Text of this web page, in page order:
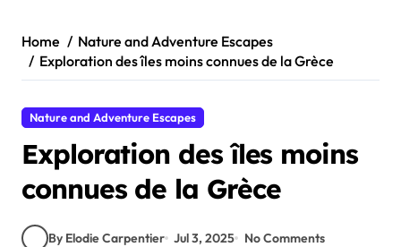
Home
Nature and Adventure Escapes
Exploration des îles moins connues de la Grèce
Nature and Adventure Escapes
Exploration des îles moins
connues de la Grèce
By Elodie Carpentier Jul 3, 2025 No Comments